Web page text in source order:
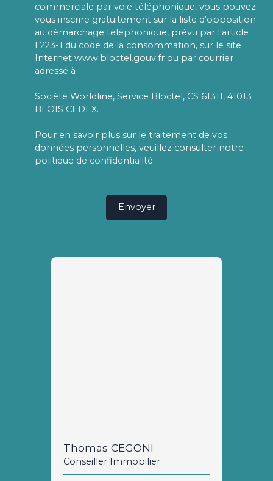
commerciale par voie téléphonique, vous pouvez
vous inscrire gratuitement sur la liste d'opposition
au démarchage téléphonique, prévu par l'article
L223-1 du code de la consommation, sur le site
Internet www.bloctel.gouv.fr ou par courrier
adressé à :
Société Worldline, Service Bloctel, CS 61311, 41013
BLOIS CEDEX.
Pour en savoir plus sur le traitement de vos
données personnelles, veuillez consulter notre
politique de confidentialité.
Envoyer
Thomas CEGONI
Conseiller Immobilier